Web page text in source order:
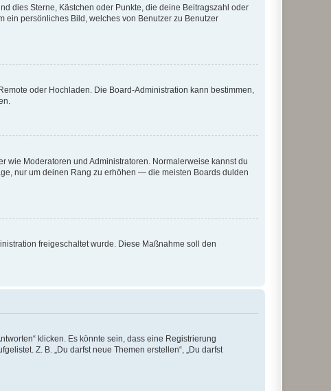
dies Sterne, Kästchen oder Punkte, die deine Beitragszahl oder
ein persönliches Bild, welches von Benutzer zu Benutzer
oder Hochladen. Die Board-Administration kann bestimmen,
wie Moderatoren und Administratoren. Normalerweise kannst du
nur um deinen Rang zu erhöhen — die meisten Boards dulden
freigeschaltet wurde. Diese Maßnahme soll den
klicken. Es könnte sein, dass eine Registrierung
Z. B. „Du darfst neue Themen erstellen“, „Du darfst